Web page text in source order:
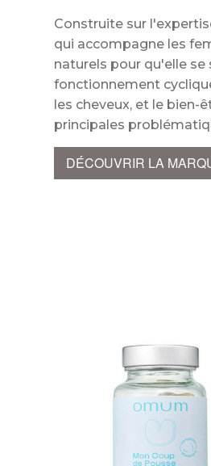
Construite sur
qui accompagne les
naturels pour qu'elle
fonctionnement
les cheveux, et le
principales
DÉCOUVRIR LA